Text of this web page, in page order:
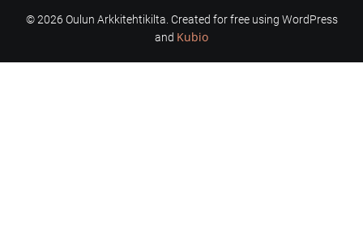
© 2026 Oulun Arkkitehtikilta. Created for free using WordPress
and Kubio